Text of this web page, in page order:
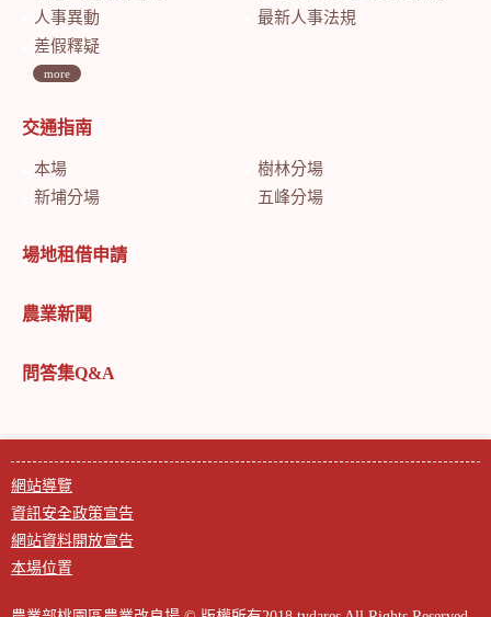
人事異動
最新人事法規
差假釋疑
more
交通指南
本場
樹林分場
新埔分場
五峰分場
場地租借申請
農業新聞
問答集Q&A
網站導覽
資訊安全政策宣告
網站資料開放宣告
本場位置